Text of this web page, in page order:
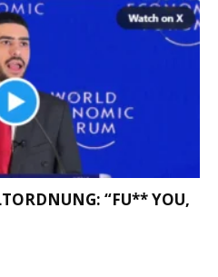
“FU** YOU,